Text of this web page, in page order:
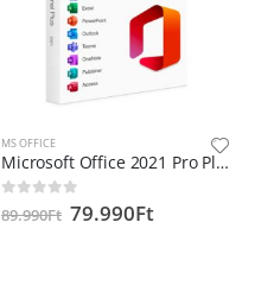
MS OFFICE
Microsoft Office 2021 Pro Plus termékkulcs Microsoft Fiókhoz hozzárendelhető
out of 5
89.990Ft 79.990Ft